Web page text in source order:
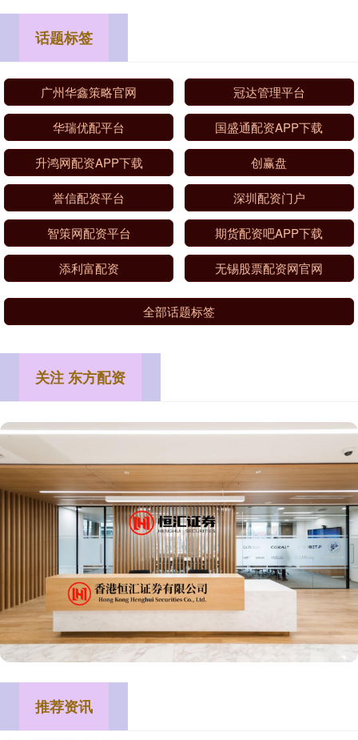
话题标签
广州华鑫策略官网 冠达管理平台
华瑞优配平台 国盛通配资APP下载
升鸿网配资APP下载 创赢盘
誉信配资平台 深圳配资门户
智策网配资平台 期货配资吧APP下载
添利富配资 无锡股票配资网官网
全部话题标签
关注 东方配资
推荐资讯